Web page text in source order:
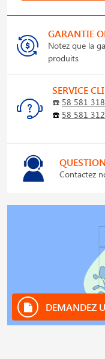
GARANTIE
Notez que la
produits
SERVICE
☎️ 58 581 318
☎️ 58 581 312
Contactez
DEMANDEZ